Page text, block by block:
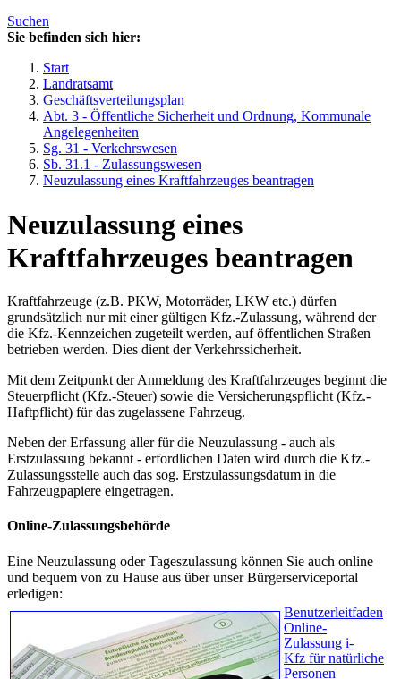
Suchen
Sie befinden sich hier:
Start
Landratsamt
Geschäftsverteilungsplan
Abt. 3 - Öffentliche Sicherheit und Ordnung, Kommunale
Angelegenheiten
Sg. 31 - Verkehrswesen
Sb. 31.1 - Zulassungswesen
Neuzulassung eines Kraftfahrzeuges beantragen
Neuzulassung eines
Kraftfahrzeuges beantragen
Kraftfahrzeuge (z.B. PKW, Motorräder, LKW etc.) dürfen
grundsätzlich nur mit einer gültigen Kfz.-Zulassung, während der
die Kfz.-Kennzeichen zugeteilt werden, auf öffentlichen Straßen
betrieben werden. Dies dient der Verkehrssicherheit.
Mit dem Zeitpunkt der Anmeldung des Kraftfahrzeuges beginnt die
Steuerpflicht (Kfz.-Steuer) sowie die Versicherungspflicht (Kfz.-
Haftpflicht) für das zugelassene Fahrzeug.
Neben der Erfassung aller für die Neuzulassung - auch als
Erstzulassung bekannt - erfordlichen Daten wird durch die Kfz.-
Zulassungsstelle auch das sog. Erstzulassungsdatum in die
Fahrzeugpapiere eingetragen.
Online-Zulassungsbehörde
Eine Neuzulassung oder Tageszulassung können Sie auch online
und bequem von zu Hause aus über unser Bürgerserviceportal
erledigen:
Benutzerleitfaden
Online-
Zulassung i-
Kfz für natürliche
Personen